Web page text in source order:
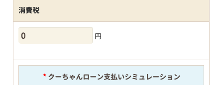
消費税
円
*クーちゃんローン支払いシミュレーション